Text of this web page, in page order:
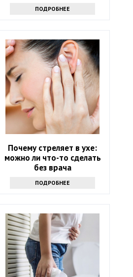
ПОДРОБНЕЕ
Почему стреляет в ухе:
можно ли что-то сделать
без врача
ПОДРОБНЕЕ